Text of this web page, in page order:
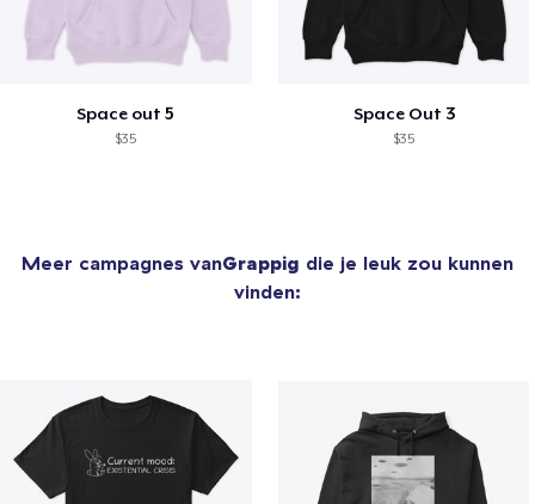
Space out 5
$35
Space Out 3
$35
Meer campagnes vanGrappig die je leuk zou kunnen
vinden: